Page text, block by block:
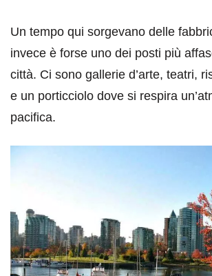
Un tempo qui sorgevano delle
invece è forse uno dei posti più
città. Ci sono gallerie d’arte, teatri,
e un porticciolo dove si respira
pacifica.